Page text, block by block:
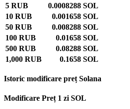
5 RUB
0.0008288 SOL
10 RUB
0.001658 SOL
50 RUB
0.008288 SOL
100 RUB
0.01658 SOL
500 RUB
0.08288 SOL
1,000 RUB
0.1658 SOL
Istoric modificare preț Solana
Modificare Preț 1 zi SOL